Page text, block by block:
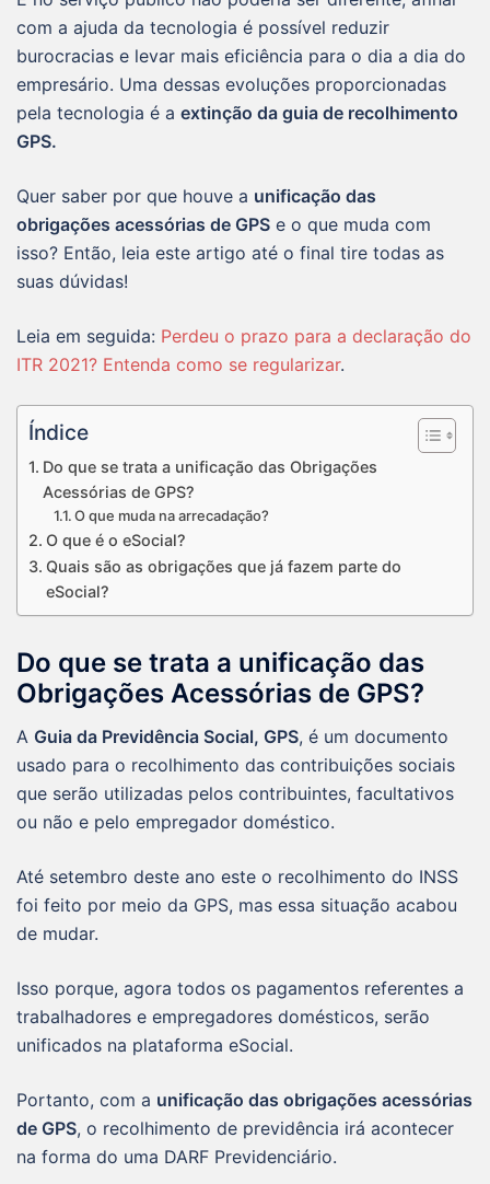
com a ajuda da tecnologia é possível reduzir
burocracias e levar mais eficiência para o dia a dia do
empresário. Uma dessas evoluções proporcionadas
pela tecnologia é a extinção da guia de recolhimento
GPS.
Quer saber por que houve a unificação das
obrigações acessórias de GPS e o que muda com
isso? Então, leia este artigo até o final tire todas as
suas dúvidas!
Leia em seguida: Perdeu o prazo para a declaração do
ITR 2021? Entenda como se regularizar.
Índice
Do que se trata a unificação das Obrigações
Acessórias de GPS?
O que muda na arrecadação?
O que é o eSocial?
Quais são as obrigações que já fazem parte do
eSocial?
Do que se trata a unificação das
Obrigações Acessórias de GPS?
A Guia da Previdência Social, GPS, é um documento
usado para o recolhimento das contribuições sociais
que serão utilizadas pelos contribuintes, facultativos
ou não e pelo empregador doméstico.
Até setembro deste ano este o recolhimento do INSS
foi feito por meio da GPS, mas essa situação acabou
de mudar.
Isso porque, agora todos os pagamentos referentes a
trabalhadores e empregadores domésticos, serão
unificados na plataforma eSocial.
Portanto, com a unificação das obrigações acessórias
de GPS, o recolhimento de previdência irá acontecer
na forma do uma DARF Previdenciário.